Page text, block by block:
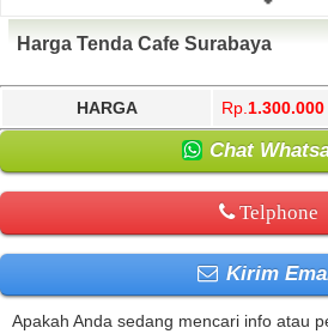
Harga Tenda Cafe Surabaya
HARGA Rp. 1.300.000
Chat
Telphone
Kirim
Apakah Anda sedang mencari info atau